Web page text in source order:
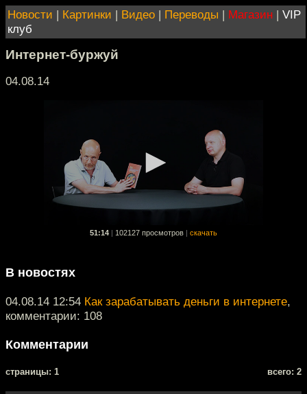
Новости | Картинки | Видео | Переводы | Магазин | VIP
клуб
Интернет-буржуй
04.08.14
51:14 102127 просмотров скачать
В новостях
04.08.14 12:54 Как зарабатывать деньги в интернете,
комментарии: 108
Комментарии
cтраницы: 1 всего: 2